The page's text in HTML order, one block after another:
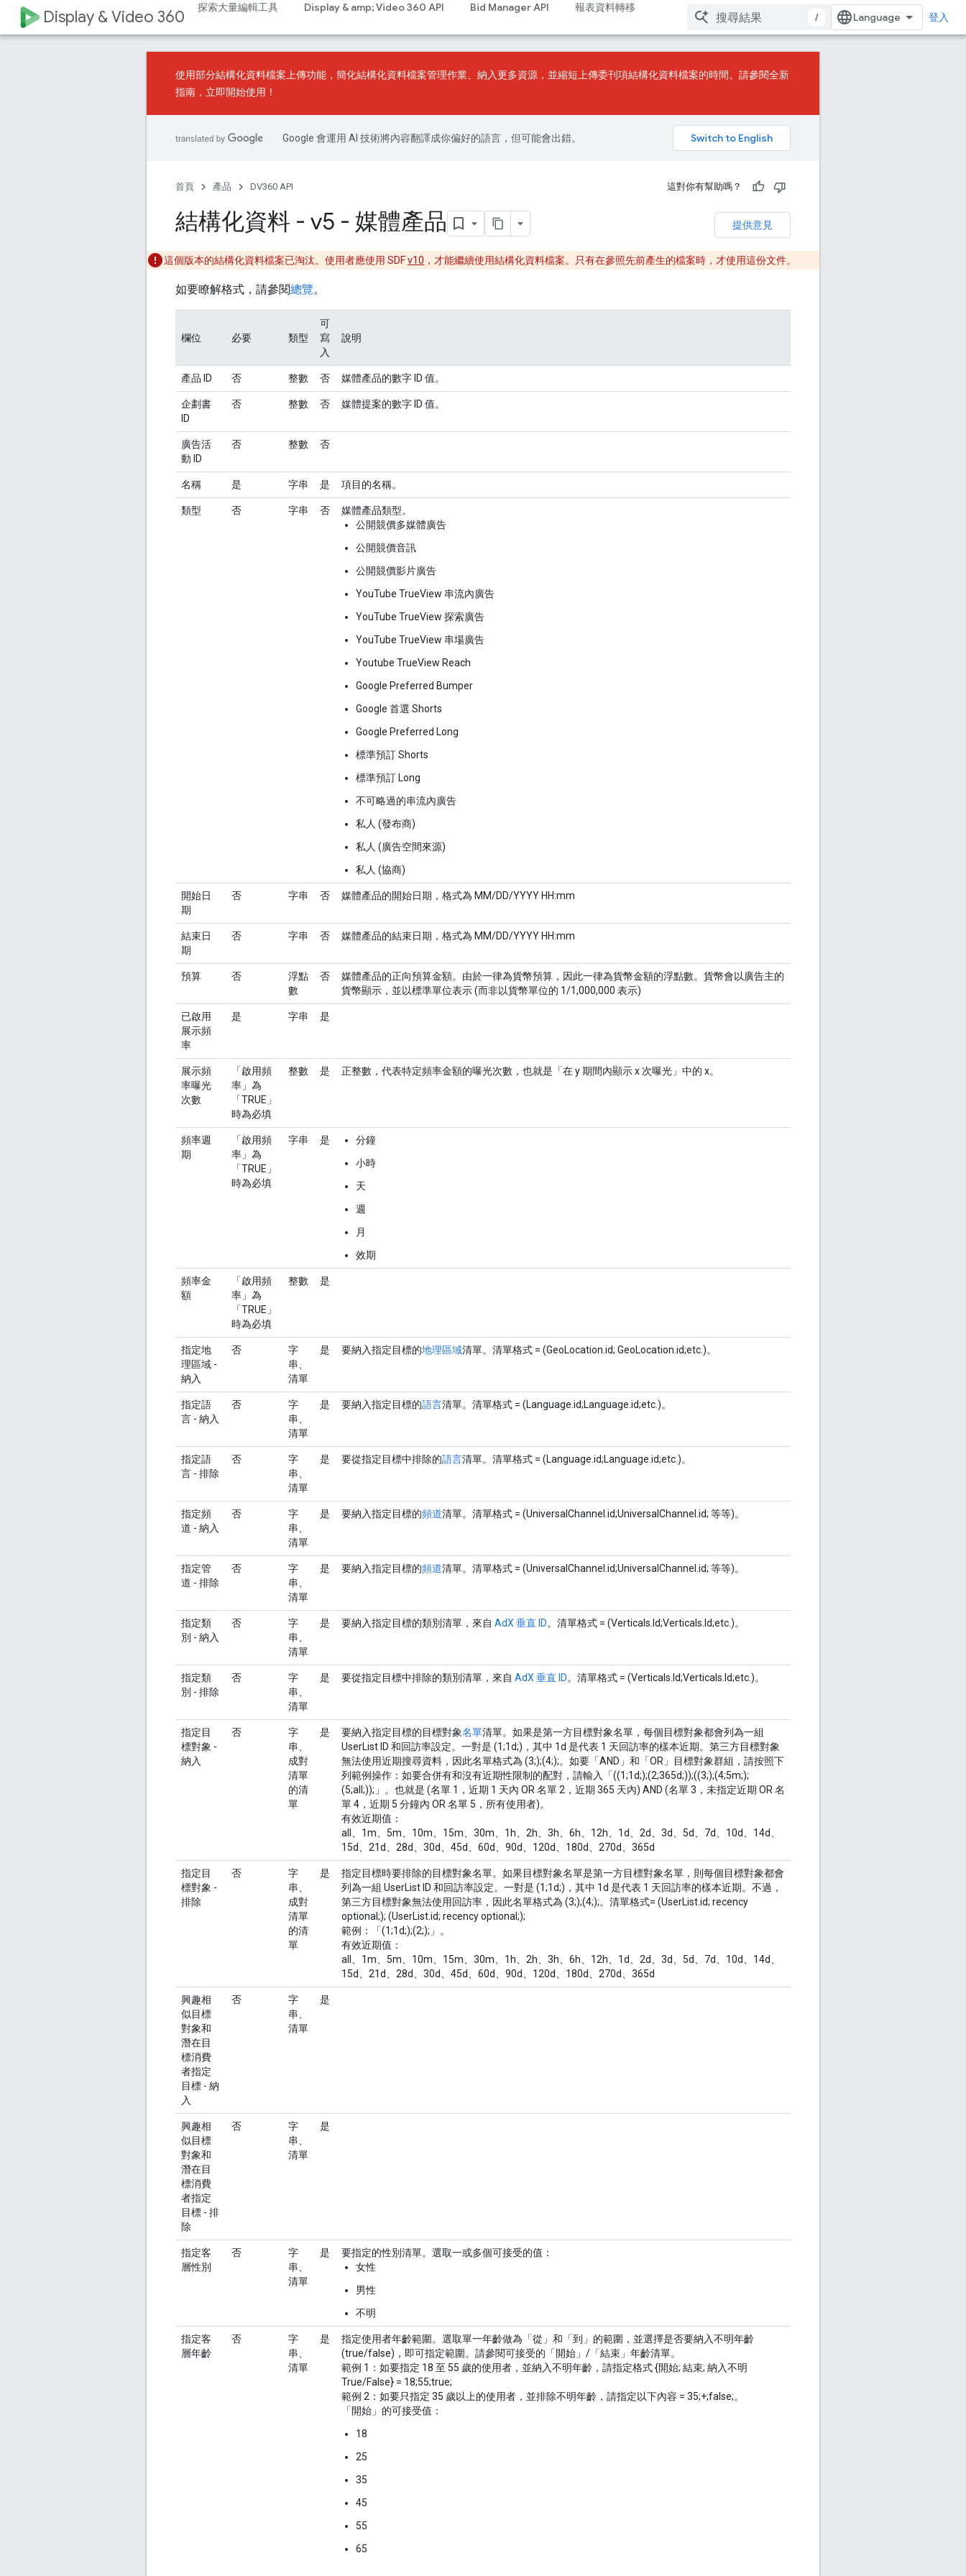
Display & Video 360 探索大量編輯工具 Display & amp; Video 360 API Bid Manager API 報表資料轉移
/ 登入
使用部分結構化資料檔案上傳功能，簡化結構化資料檔案管理作業、納入更多資源，並縮短上傳委刊項結構化資料檔案的時間。請參閱全新
指南 ，立即開始使用！
Google 會運用 AI 技術將內容翻譯成你偏好的語言，但可能會出錯。
首頁 產品 DV360 API 這對你有幫助嗎？
提供意見
結構化資料 - v5 - 媒體產品
這個版本的結構化資料檔案已淘汰。使用者應使用 SDFv10 ，才能繼續使用結構化資料檔案。只有在參照先前產生的檔案時，才使用這份文件。
如要瞭解格式，請參閱總覽。
欄位 必要 類型
可
寫
入
說明
產品 ID 否 整數 否 媒體產品的數字 ID 值。
企劃書
ID
否 整數 否 媒體提案的數字 ID 值。
廣告活
動 ID
否 整數 否
名稱 是 字串 是 項目的名稱。
類型 否 字串 否
媒體產品類型。
公開競價多媒體廣告
公開競價音訊
公開競價影片廣告
YouTube TrueView 串流內廣告
YouTube TrueView 探索廣告
YouTube TrueView 串場廣告
Youtube TrueView Reach
Google Preferred Bumper
Google 首選 Shorts
Google Preferred Long
標準預訂 Shorts
標準預訂 Long
不可略過的串流內廣告
私人 (發布商)
私人 (廣告空間來源)
私人 (協商)
開始日
期
否 字串 否 媒體產品的開始日期，格式為 MM/DD/YYYY HH:mm
結束日
期
否 字串 否 媒體產品的結束日期，格式為 MM/DD/YYYY HH:mm
預算 否
浮點
數
否
媒體產品的正向預算金額。由於一律為貨幣預算，因此一律為貨幣金額的浮點數。貨幣會以廣告主的
貨幣顯示，並以標準單位表示 (而非以貨幣單位的 1/1,000,000 表示)
已啟用
展示頻
率
是 字串 是
展示頻
率曝光
次數
「啟用頻
率」為
「TRUE」
時為必填
整數 是 正整數，代表特定頻率金額的曝光次數，也就是「在 y 期間內顯示 x 次曝光」中的 x。
頻率週
期
「啟用頻
率」為
「TRUE」
時為必填
字串 是
分鐘
小時
天
週
月
效期
頻率金
額
「啟用頻
率」為
「TRUE」
時為必填
整數 是
指定地
理區域 -
納入
否
字
串、
清單
是 要納入指定目標的地理區域清單。清單格式 = (GeoLocation.id; GeoLocation.id;etc.)。
指定語
言 - 納入
否
字
串、
清單
是 要納入指定目標的語言清單。清單格式 = (Language.id;Language.id;etc.)。
指定語
言 - 排除
否
字
串、
清單
是 要從指定目標中排除的語言清單。清單格式 = (Language.id;Language.id;etc.)。
指定頻
道 - 納入
否
字
串、
清單
是 要納入指定目標的頻道清單。清單格式 = (UniversalChannel.id;UniversalChannel.id; 等等)。
指定管
道 - 排除
否
字
串、
清單
是 要納入指定目標的頻道清單。清單格式 = (UniversalChannel.id;UniversalChannel.id; 等等)。
指定類
別 - 納入
否
字
串、
清單
是 要納入指定目標的類別清單，來自 AdX 垂直 ID。清單格式 = (Verticals.Id;Verticals.Id;etc.)。
指定類
別 - 排除
否
字
串、
清單
是 要從指定目標中排除的類別清單，來自 AdX 垂直 ID。清單格式 = (Verticals.Id;Verticals.Id;etc.)。
指定目
標對象 -
納入
否
字
串、
成對
清單
的清
單
是 要納入指定目標的目標對象名單清單。如果是第一方目標對象名單，每個目標對象都會列為一組
UserList ID 和回訪率設定。一對是 (1;1d;)，其中 1d 是代表 1 天回訪率的樣本近期。第三方目標對象
無法使用近期搜尋資料，因此名單格式為 (3;);(4;);。如要「AND」和「OR」目標對象群組，請按照下
列範例操作：如要合併有和沒有近期性限制的配對，請輸入「((1;1d;);(2;365d;));((3;);(4;5m;);
(5;all;));」。也就是 (名單 1，近期 1 天內 OR 名單 2，近期 365 天內) AND (名單 3，未指定近期 OR 名
單 4，近期 5 分鐘內 OR 名單 5，所有使用者)。
有效近期值：
all、1m、5m、10m、15m、30m、1h、2h、3h、6h、12h、1d、2d、3d、5d、7d、10d、14d、
15d、21d、28d、30d、45d、60d、90d、120d、180d、270d、365d
指定目
標對象 -
排除
否
字
串、
成對
清單
的清
單
是
指定目標時要排除的目標對象名單。如果目標對象名單是第一方目標對象名單，則每個目標對象都會
列為一組 UserList ID 和回訪率設定。一對是 (1;1d;)，其中 1d 是代表 1 天回訪率的樣本近期。不過，
第三方目標對象無法使用回訪率，因此名單格式為 (3;);(4;);。清單格式= (UserList.id; recency
optional;); (UserList.id; recency optional;);
範例：「(1;1d;);(2;);」。
有效近期值：
all、1m、5m、10m、15m、30m、1h、2h、3h、6h、12h、1d、2d、3d、5d、7d、10d、14d、
15d、21d、28d、30d、45d、60d、90d、120d、180d、270d、365d
興趣相
似目標
對象和
潛在目
標消費
者指定
目標 - 納
入
否
字
串、
清單
是
興趣相
似目標
對象和
潛在目
標消費
者指定
目標 - 排
除
否
字
串、
清單
是
指定客
層性別
否
字
串、
清單
是
要指定的性別清單。選取一或多個可接受的值：
女性
男性
不明
指定客
層年齡
否
字
串、
清單
是
指定使用者年齡範圍。選取單一年齡做為「從」和「到」的範圍，並選擇是否要納入不明年齡
(true/false)，即可指定範圍。請參閱可接受的「開始」/「結束」年齡清單。
範例 1：如要指定 18 至 55 歲的使用者，並納入不明年齡，請指定格式 {開始; 結束; 納入不明
True/False} = 18;55;true;
範例 2：如要只指定 35 歲以上的使用者，並排除不明年齡，請指定以下內容 = 35;+;false;。
「開始」的可接受值：
18
25
35
45
55
65